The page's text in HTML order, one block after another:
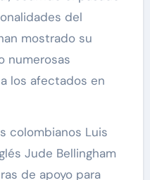
del
mostrado su
numerosas
los afectados en
colombianos Luis
Jude Bellingham
de apoyo para